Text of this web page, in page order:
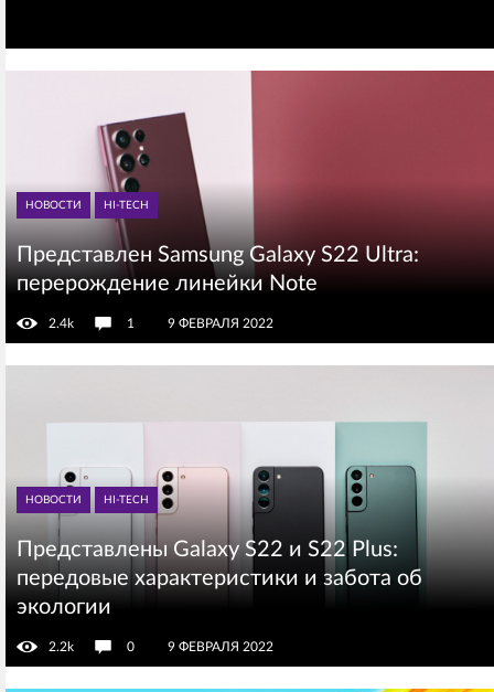
НОВОСТИ HI-TECH
Представлен Samsung Galaxy S22 Ultra:
перерождение линейки Note
2.4k 1 9 ФЕВРАЛЯ 2022
НОВОСТИ HI-TECH
Представлены Galaxy S22 и S22 Plus:
передовые характеристики и забота об
экологии
2.2k 0 9 ФЕВРАЛЯ 2022